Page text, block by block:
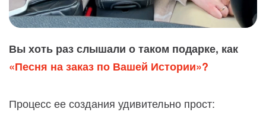
Вы хоть раз слышали о таком подарке, как
«Песня на заказ по Вашей Истории»?
Процесс ее создания удивительно прост: